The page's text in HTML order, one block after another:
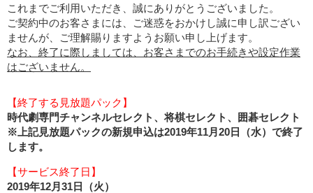
これまでご利用いただき、誠にありがとうございました。
ご契約中のお客さまには、ご迷惑をおかけし誠に申し訳ござい
ませんが、ご理解賜りますようお願い申し上げます。
なお、終了に際しましては、お客さまでのお手続きや設定作業
はございません。
【終了する見放題パック】
時代劇専門チャンネルセレクト、将棋セレクト、囲碁セレクト
※上記見放題パックの新規申込は2019年11月20日（水）で終了
します。
【サービス終了日】
2019年12月31日（火）